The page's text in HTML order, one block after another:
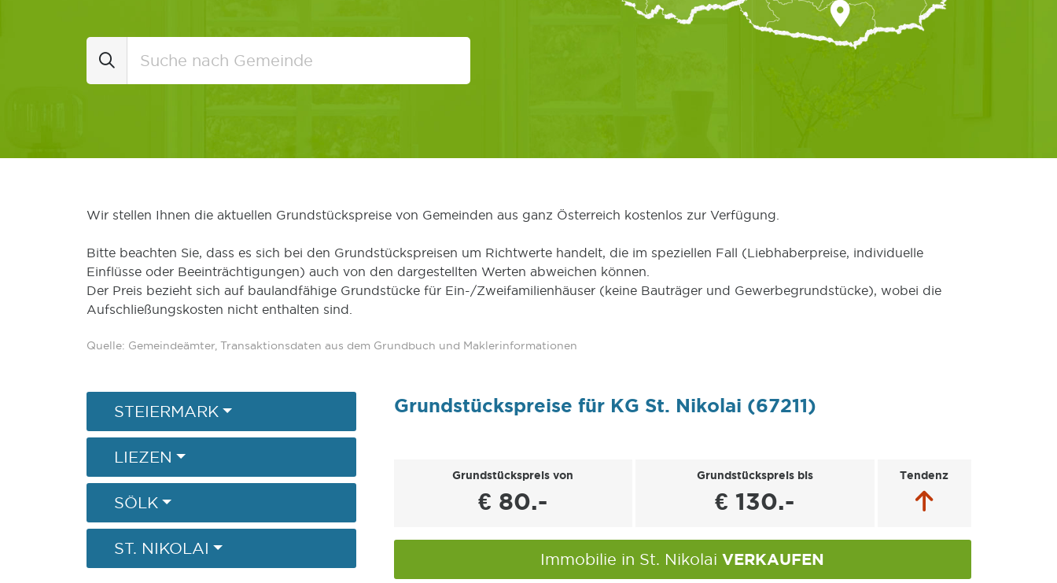
Wir stellen Ihnen die aktuellen Grundstückspreise von Gemeinden aus ganz Österreich kostenlos zur Verfügung.
Bitte beachten Sie, dass es sich bei den Grundstückspreisen um Richtwerte handelt, die im speziellen Fall (Liebhaberpreise, individuelle
Einflüsse oder Beeinträchtigungen) auch von den dargestellten Werten abweichen können.
Der Preis bezieht sich auf baulandfähige Grundstücke für Ein-/Zweifamilienhäuser (keine Bauträger und Gewerbegrundstücke), wobei die
Aufschließungskosten nicht enthalten sind.
Quelle: Gemeindeämter, Transaktionsdaten aus dem Grundbuch und Maklerinformationen
STEIERMARK
LIEZEN
SÖLK
ST. NIKOLAI
Grundstückspreise für KG St. Nikolai (67211)
Grundstückspreis von
€ 80.-
Grundstückspreis bis
€ 130.-
Tendenz
Immobilie in St. Nikolai VERKAUFEN